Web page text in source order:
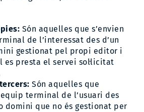
Són aquelles que s’envien
de l’interessat des d’un
gestionat pel propi editor i
es presta el servei sol·licitat
Són aquelles que
terminal de l’usuari des
domini que no és gestionat per